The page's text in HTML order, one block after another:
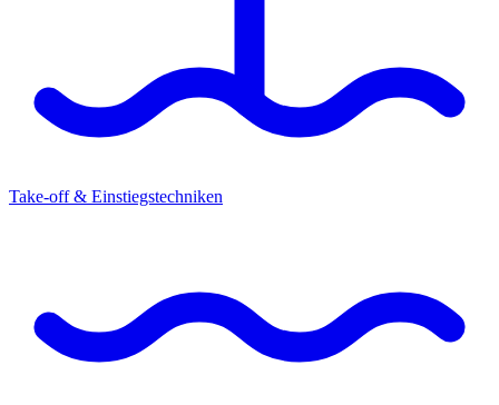
Take-off & Einstiegstechniken